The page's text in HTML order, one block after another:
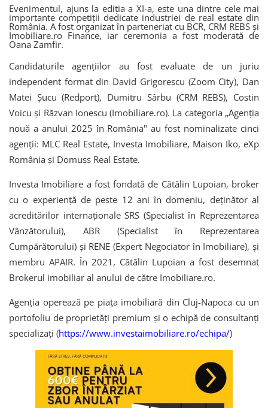
Evenimentul, ajuns la ediția a XI-a, este una dintre cele mai
importante competiții dedicate industriei de real estate din
România. A fost organizat în parteneriat cu BCR, CRM REBS și
Imobiliare.ro Finance, iar ceremonia a fost moderată de
Oana Zamfir.
Candidaturile agențiilor au fost evaluate de un juriu
independent format din David Grigorescu (Zoom City), Dan
Matei Șucu (Redport), Dumitru Sârbu (CRM REBS), Costin
Voicu și Răzvan Ionescu (Imobiliare.ro). La categoria „Agenția
nouă a anului 2025 în România" au fost nominalizate cinci
agenții: MLC Real Estate, Investa Imobiliare, Maison Iko, eXp
România și Domuss Real Estate.
Investa Imobiliare a fost fondată de Cătălin Lupoian, broker
cu o experiență de peste 12 ani în domeniu, deținător al
acreditărilor internaționale SRS (Specialist în Reprezentarea
Vânzătorului), ABR (Specialist în Reprezentarea
Cumpărătorului) și RENE (Expert Negociator în Imobiliare), și
membru APAIR. În 2021, Cătălin Lupoian a fost desemnat
Brokerul imobiliar al anului de către Imobiliare.ro.
Agenția operează pe piața imobiliară din Cluj-Napoca cu un
portofoliu de proprietăți premium și o echipă de consultanți
specializați (https://www.investaimobiliare.ro/echipa/)